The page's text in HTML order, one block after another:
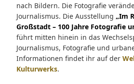
nach Bildern. Die Fotografie
Journalismus. Die Ausstellung „Im
Großstadt – 100 Jahre Fotografie
führt mitten hinein in das
Journalismus, Fotografie und
Informationen findet ihr auf der
Kulturwerks.